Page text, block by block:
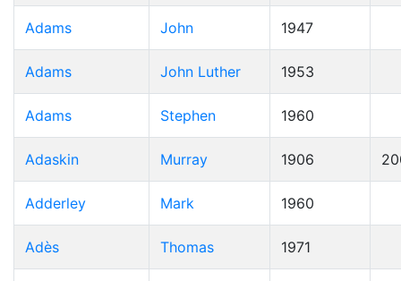
Adams John 1947
Adams John Luther 1953
Adams Stephen 1960
Adaskin Murray 1906
Adderley Mark 1960
Adès Thomas 1971